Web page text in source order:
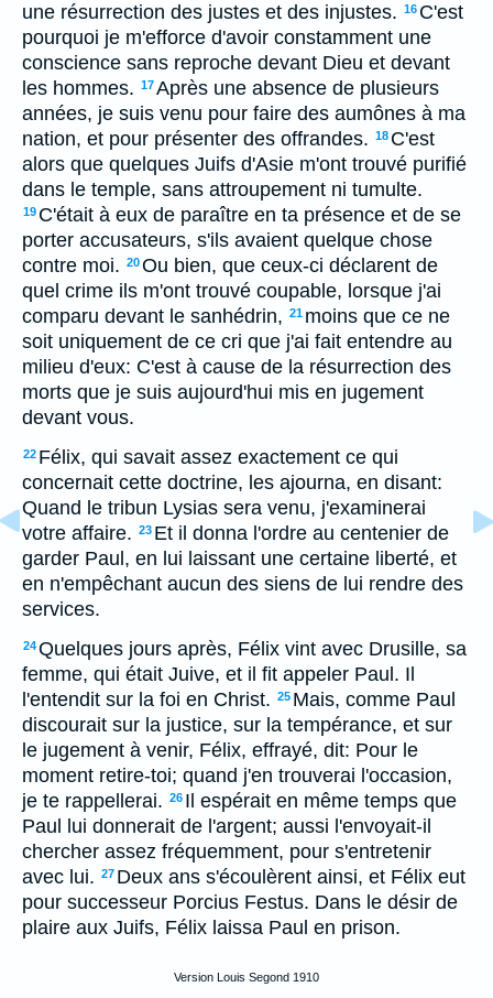
une résurrection des justes et des injustes. 16 C'est
pourquoi je m'efforce d'avoir constamment une
conscience sans reproche devant Dieu et devant
les hommes. 17Après une absence de plusieurs
années, je suis venu pour faire des aumônes à ma
nation, et pour présenter des offrandes. 18 C'est
alors que quelques Juifs d'Asie m'ont trouvé purifié
dans le temple, sans attroupement ni tumulte.
19 C'était à eux de paraître en ta présence et de se
porter accusateurs, s'ils avaient quelque chose
contre moi. 20Ou bien, que ceux-ci déclarent de
quel crime ils m'ont trouvé coupable, lorsque j'ai
comparu devant le sanhédrin, 21 moins que ce ne
soit uniquement de ce cri que j'ai fait entendre au
milieu d'eux: C'est à cause de la résurrection des
morts que je suis aujourd'hui mis en jugement
devant vous.
22 Félix, qui savait assez exactement ce qui
concernait cette doctrine, les ajourna, en disant:
Quand le tribun Lysias sera venu, j'examinerai
votre affaire. 23 Et il donna l'ordre au centenier de
garder Paul, en lui laissant une certaine liberté, et
en n'empêchant aucun des siens de lui rendre des
services.
24Quelques jours après, Félix vint avec Drusille, sa
femme, qui était Juive, et il fit appeler Paul. Il
l'entendit sur la foi en Christ. 25 Mais, comme Paul
discourait sur la justice, sur la tempérance, et sur
le jugement à venir, Félix, effrayé, dit: Pour le
moment retire-toi; quand j'en trouverai l'occasion,
je te rappellerai. 26 Il espérait en même temps que
Paul lui donnerait de l'argent; aussi l'envoyait-il
chercher assez fréquemment, pour s'entretenir
avec lui. 27 Deux ans s'écoulèrent ainsi, et Félix eut
pour successeur Porcius Festus. Dans le désir de
plaire aux Juifs, Félix laissa Paul en prison.
Version Louis Segond 1910